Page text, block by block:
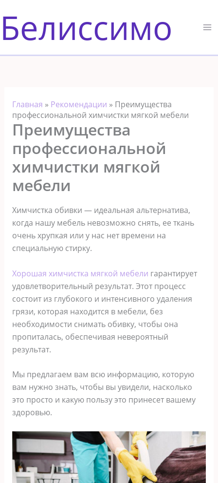
к
содержимому
Белиссимо
Главная » Рекомендации » Преимущества
профессиональной химчистки мягкой мебели
Преимущества
профессиональной
химчистки мягкой
мебели
Химчистка обивки — идеальная альтернатива,
когда нашу мебель невозможно снять, ее ткань
очень хрупкая или у нас нет времени на
специальную стирку.
Хорошая химчистка мягкой мебели гарантирует
удовлетворительный результат. Этот процесс
состоит из глубокого и интенсивного удаления
грязи, которая находится в мебели, без
необходимости снимать обивку, чтобы она
пропиталась, обеспечивая невероятный
результат.
Мы предлагаем вам всю информацию, которую
вам нужно знать, чтобы вы увидели, насколько
это просто и какую пользу это принесет вашему
здоровью.